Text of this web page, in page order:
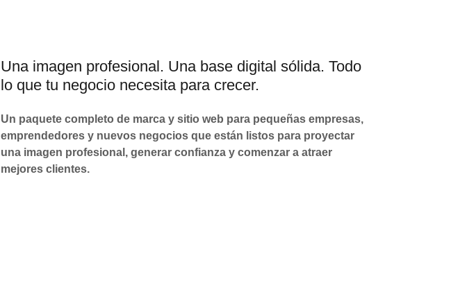
Una imagen profesional. Una base digital sólida. Todo
lo que tu negocio necesita para crecer.
Un paquete completo de marca y sitio web para pequeñas empresas,
emprendedores y nuevos negocios que están listos para proyectar
una imagen profesional, generar confianza y comenzar a atraer
mejores clientes.